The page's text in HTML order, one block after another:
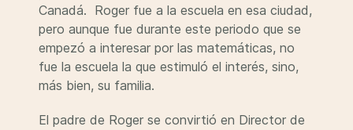
Canadá. Roger fue a la escuela en esa ciudad,
pero aunque fue durante este periodo que se
empezó a interesar por las matemáticas, no
fue la escuela la que estimuló el interés, sino,
más bien, su familia.
El padre de Roger se convirtió en Director de